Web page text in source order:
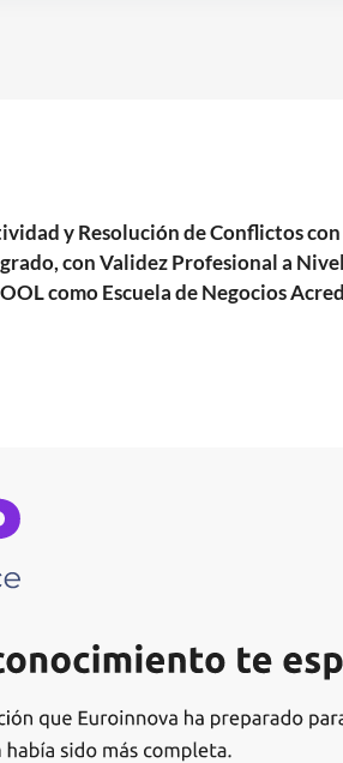
y Resolución de Conflictos con
con Validez Profesional a
como Escuela de Negocios